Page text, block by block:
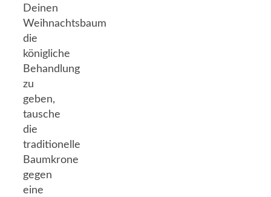
Deinen
Weihnachtsbaum
die
königliche
Behandlung
zu
geben,
tausche
die
traditionelle
Baumkrone
gegen
eine